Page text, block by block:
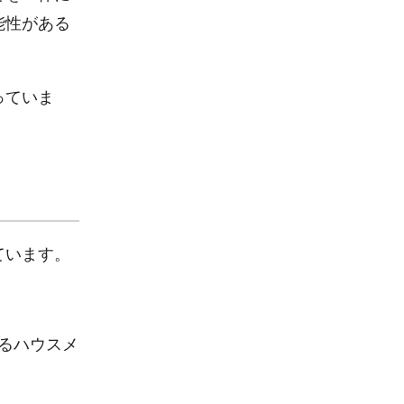
がある
いま
ます。
ハウスメ